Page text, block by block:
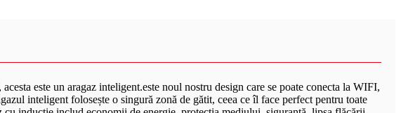
este un aragaz inteligent.este noul nostru design care se poate conecta la WIFI,
inteligent folosește o singură zonă de gătit, ceea ce îl face perfect pentru toate